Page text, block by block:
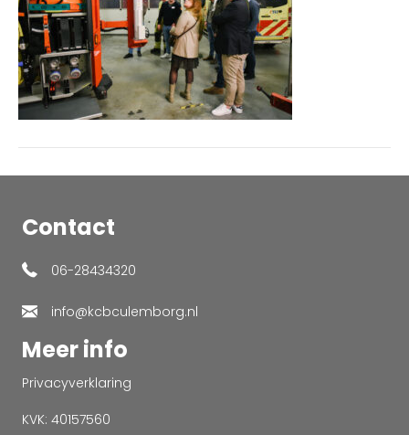
Contact
06-28434320
info@kcbculemborg.nl
Meer info
Privacyverklaring
KVK: 40157560